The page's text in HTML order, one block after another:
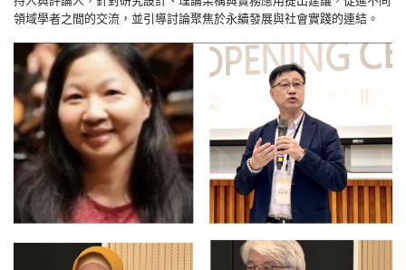
領域學者之間的交流，並引導討論聚焦於永續發展與社會實踐的連結。